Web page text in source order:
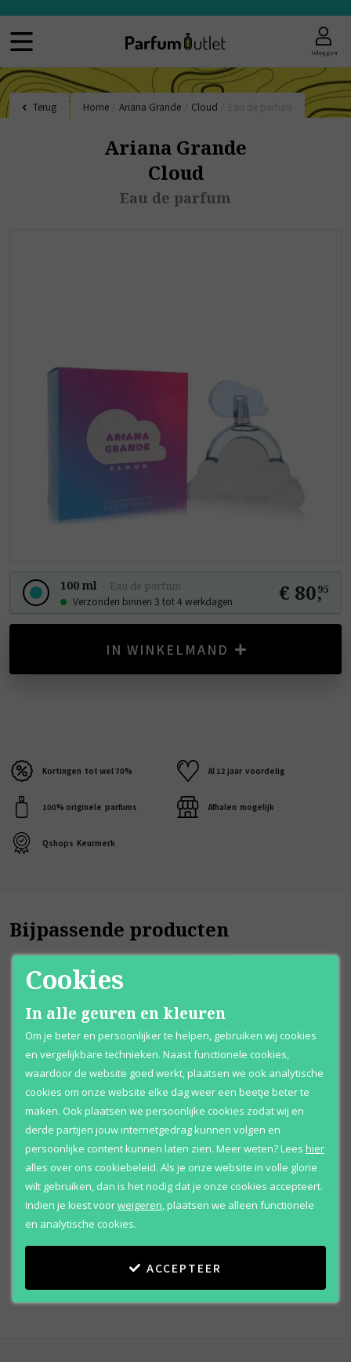
Inloggen
Terug Home Ariana Grande Cloud
Ariana Grande
Cloud
Eau de parfum
100 ml Eau de parfum
Verzonden binnen 3 tot 4 werkdagen € 80,
95
IN WINKELMAND
Kortingen tot wel 70% Al 12 jaar voordelig
100% originele parfums Afhalen mogelijk
Qshops Keurmerk
Bijpassende producten
Ariana Grande
Cloud
Body spray
€ 27,95
Cookies
In alle geuren en kleuren
Om je beter en persoonlijker te helpen, gebruiken wij cookies
en vergelijkbare technieken. Naast functionele cookies,
waardoor de website goed werkt, plaatsen we ook analytische
cookies om onze website elke dag weer een beetje beter te
maken. Ook plaatsen we persoonlijke cookies zodat wij en
derde partijen jouw internetgedrag kunnen volgen en
persoonlijke content kunnen laten zien. Meer weten?Lees hier
alles over ons cookiebeleid. Als je onze website in volle glorie
wilt gebruiken, dan is het nodig dat je onze cookies accepteert.
Indien je kiest voorweigeren plaatsen we alleen functionele
en analytische cookies.
ACCEPTEER